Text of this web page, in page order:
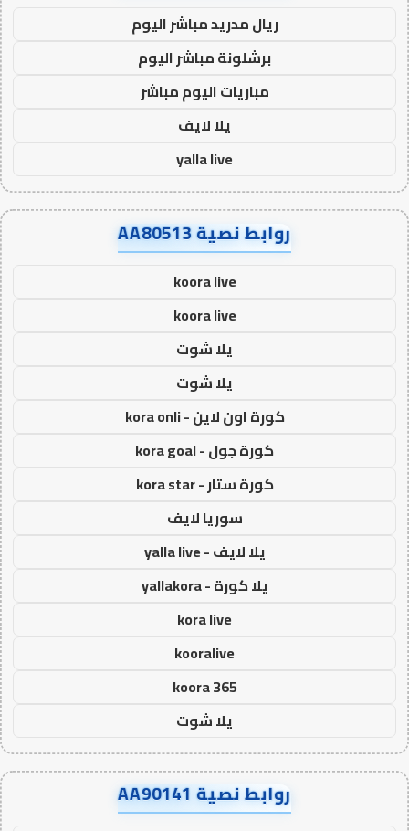
ريال مدريد مباشر اليوم
برشلونة مباشر اليوم
مباريات اليوم مباشر
يلا لايف
yalla live
روابط نصية AA80513
koora live
koora live
يلا شوت
يلا شوت
كورة اون لاين - kora onli
كورة جول - kora goal
كورة ستار - kora star
سوريا لايف
يلا لايف - yalla live
يلا كورة - yallakora
kora live
kooralive
koora 365
يلا شوت
روابط نصية AA90141